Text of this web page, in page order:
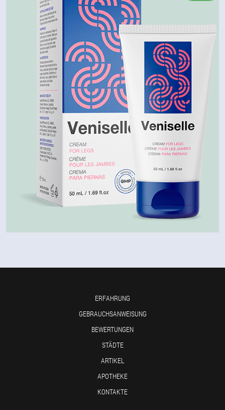
ERFAHRUNG
GEBRAUCHSANWEISUNG
BEWERTUNGEN
STÄDTE
ARTIKEL
APOTHEKE
KONTAKTE